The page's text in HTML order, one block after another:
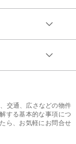
交通、広さなどの物件
する基本的な事項につ
ら、お気軽にお問合せ